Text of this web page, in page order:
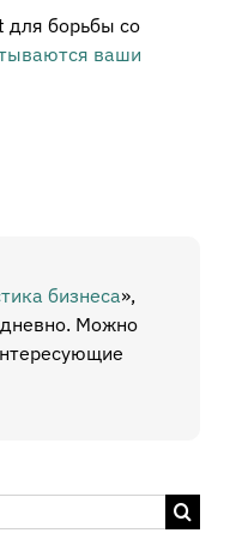
для борьбы со
ваши
бизнеса»,
Можно